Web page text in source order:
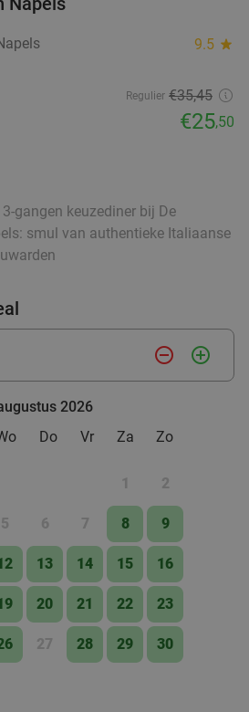
food
food
27 min.directions_car
,90
44%
bij Heerlijkheid
Wo
Regulier €42 ,20
€23
9.5 star
Regulier €35,45
€25,50
gangen keuzediner bij De
smul van authentieke Italiaanse
remove_circle_outline add_circle_outline
2026
Do Vr Za Zo
1 2
5 6 7 8 9
13 14 15 16
20 21 22 23
27 28 29 30